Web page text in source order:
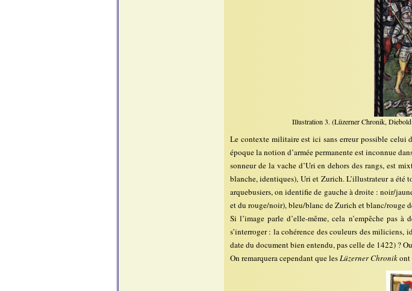
Illustration 3. (Lüzerner Chronik, Diebold
Le contexte militaire est ici sans erreur possible
époque la notion d’armée permanente est inconnue
sonneur de la vache d’Uri en dehors des rangs, est
blanche, identiques), Uri et Zurich. L’illustrateur a été
arquebusiers, on identifie de gauche à droite : noir/
et du rouge/noir), bleu/blanc de Zurich et blanc/rouge
Si l’image parle d’elle-même, cela n’empêche pas
s’interroger : la cohérence des couleurs des miliciens,
date du document bien entendu, pas celle de 1422) ?
On remarquera cependant que lesLüzerner Chronikont